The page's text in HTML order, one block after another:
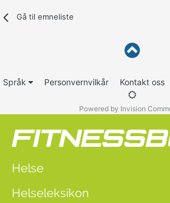
Gå til emneliste
Språk Personvernvilkår Kontakt oss
Powered by Invision
Helse
Helseleksikon